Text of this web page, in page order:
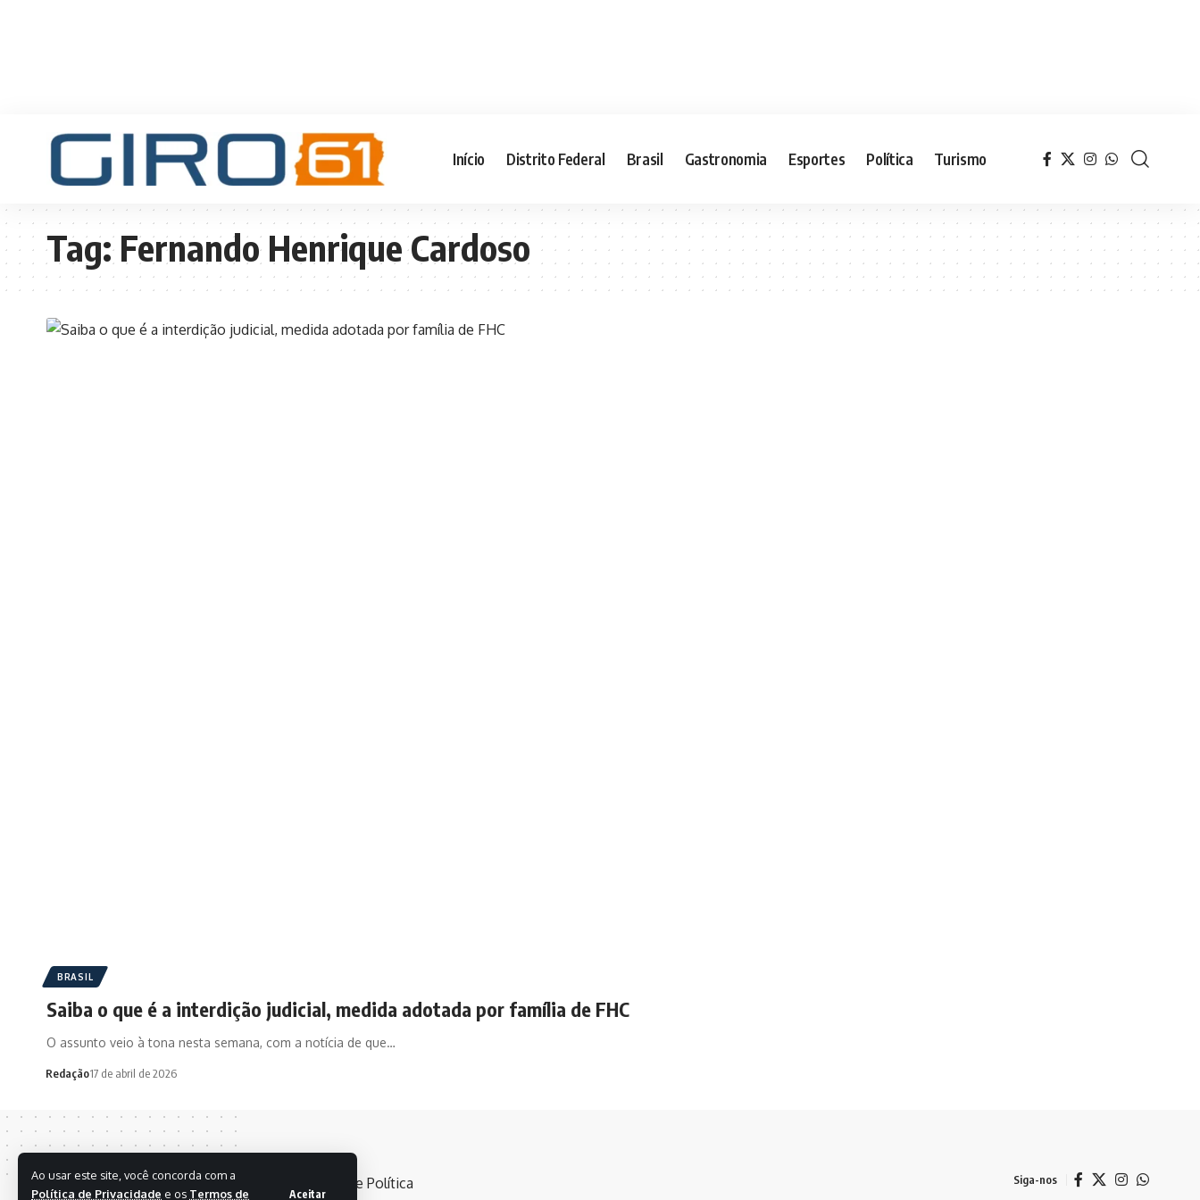
Ao usar este site, você concorda com a
Política de Privacidade e os Termos de Aceitar
Início Distrito Federal Brasil Gastronomia Esportes Política Turismo
Tag:Fernando Henrique Cardoso
BRASIL
Saiba o que é a interdição judicial, medida adotada por família de FHC
O assunto veio à tona nesta semana, com a notícia de que…
Redação17 de abril de 2026
Siga-nos